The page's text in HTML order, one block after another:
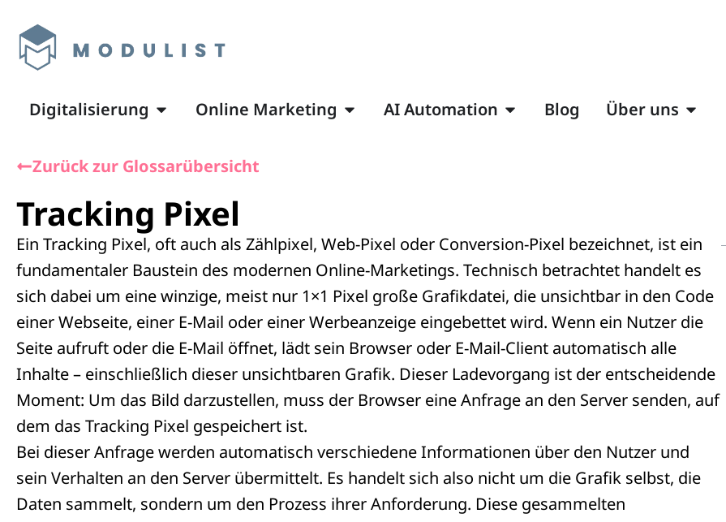
Digitalisierung Online Marketing AI Automation Blog Über uns
Zurück zur Glossarübersicht
Tracking Pixel
Ein Tracking Pixel, oft auch als Zählpixel, Web-Pixel oder Conversion-Pixel bezeichnet, ist ein
fundamentaler Baustein des modernen Online-Marketings. Technisch betrachtet handelt es
sich dabei um eine winzige, meist nur 1×1 Pixel große Grafikdatei, die unsichtbar in den Code
einer Webseite, einer E-Mail oder einer Werbeanzeige eingebettet wird. Wenn ein Nutzer die
Seite aufruft oder die E-Mail öffnet, lädt sein Browser oder E-Mail-Client automatisch alle
Inhalte – einschließlich dieser unsichtbaren Grafik. Dieser Ladevorgang ist der entscheidende
Moment: Um das Bild darzustellen, muss der Browser eine Anfrage an den Server senden, auf
dem das Tracking Pixel gespeichert ist.
Bei dieser Anfrage werden automatisch verschiedene Informationen über den Nutzer und
sein Verhalten an den Server übermittelt. Es handelt sich also nicht um die Grafik selbst, die
Daten sammelt, sondern um den Prozess ihrer Anforderung. Diese gesammelten